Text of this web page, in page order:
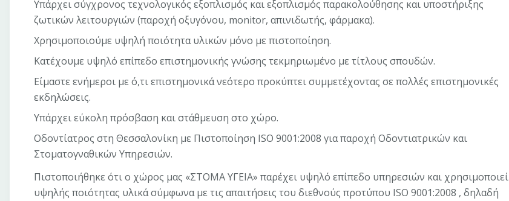
Υπάρχει σύγχρονος τεχνολογικός εξοπλισμός και εξοπλισμός παρακολούθησης και υποστήριξης
ζωτικών λειτουργιών (παροχή οξυγόνου, monitor, απινιδωτής, φάρμακα).
Χρησιμοποιούμε υψηλή ποιότητα υλικών μόνο με πιστοποίηση.
Κατέχουμε υψηλό επίπεδο επιστημονικής γνώσης τεκμηριωμένο με τίτλους σπουδών.
Είμαστε ενήμεροι με ό,τι επιστημονικά νεότερο προκύπτει συμμετέχοντας σε πολλές επιστημονικές
εκδηλώσεις.
Υπάρχει εύκολη πρόσβαση και στάθμευση στο χώρο.
Οδοντίατρος στη Θεσσαλονίκη με Πιστοποίηση ISO 9001:2008 για παροχή Οδοντιατρικών και
Στοματογναθικών Υπηρεσιών.
Πιστοποιήθηκε ότι ο χώρος μας «ΣΤΟΜΑ ΥΓΕΙΑ» παρέχει υψηλό επίπεδο υπηρεσιών και χρησιμοποιεί
υψηλής ποιότητας υλικά σύμφωνα με τις απαιτήσεις του διεθνούς προτύπου ISO 9001:2008 , δηλαδή